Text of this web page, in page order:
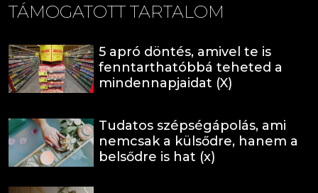
TÁMOGATOTT TARTALOM
5 apró döntés, amivel te is
fenntarthatóbbá teheted a
mindennapjaidat (X)
Tudatos szépségápolás, ami
nemcsak a külsődre, hanem a
belsődre is hat (x)